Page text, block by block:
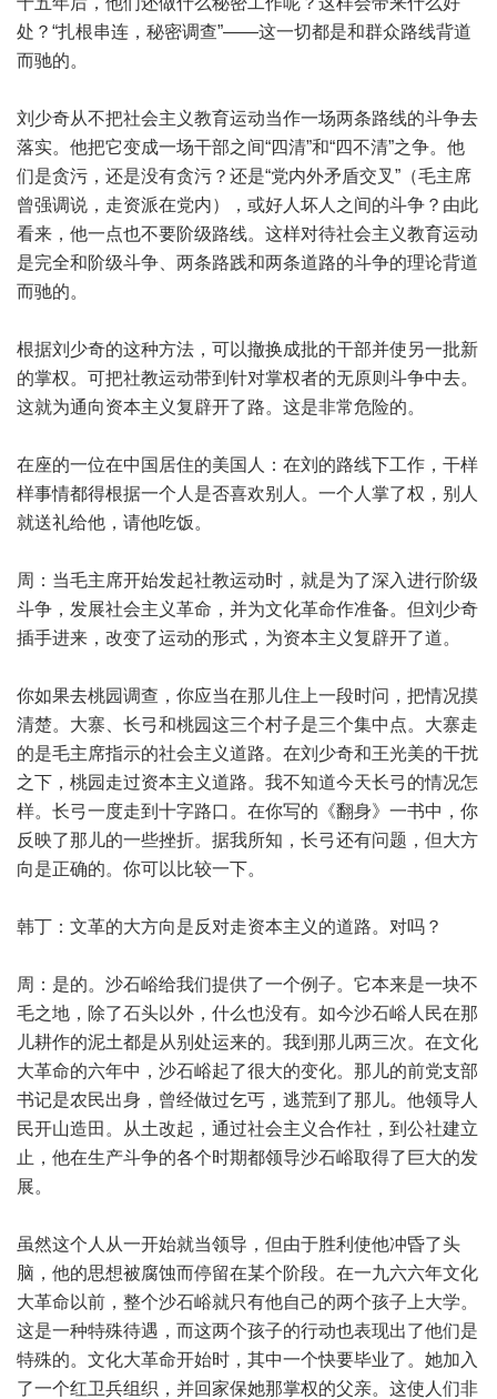
处？“扎根串连，秘密调查”——这一切都是和群众路线背道
而驰的。
刘少奇从不把社会主义教育运动当作一场两条路线的斗争去
落实。他把它变成一场干部之间“四清”和“四不清”之争。他
们是贪污，还是没有贪污？还是“党内外矛盾交叉”（毛主席
曾强调说，走资派在党内），或好人坏人之间的斗争？由此
看来，他一点也不要阶级路线。这样对待社会主义教育运动
是完全和阶级斗争、两条路践和两条道路的斗争的理论背道
而驰的。
根据刘少奇的这种方法，可以撤换成批的干部并使另一批新
的掌权。可把社教运动带到针对掌权者的无原则斗争中去。
这就为通向资本主义复辟开了路。这是非常危险的。
在座的一位在中国居住的美国人：在刘的路线下工作，干样
样事情都得根据一个人是否喜欢别人。一个人掌了权，别人
就送礼给他，请他吃饭。
周：当毛主席开始发起社教运动时，就是为了深入进行阶级
斗争，发展社会主义革命，并为文化革命作准备。但刘少奇
插手进来，改变了运动的形式，为资本主义复辟开了道。
你如果去桃园调查，你应当在那儿住上一段时问，把情况摸
清楚。大寨、长弓和桃园这三个村子是三个集中点。大寨走
的是毛主席指示的社会主义道路。在刘少奇和王光美的干扰
之下，桃园走过资本主义道路。我不知道今天长弓的情况怎
样。长弓一度走到十字路口。在你写的《翻身》一书中，你
反映了那儿的一些挫折。据我所知，长弓还有问题，但大方
向是正确的。你可以比较一下。
韩丁：文革的大方向是反对走资本主义的道路。对吗？
周：是的。沙石峪给我们提供了一个例子。它本来是一块不
毛之地，除了石头以外，什么也没有。如今沙石峪人民在那
儿耕作的泥土都是从别处运来的。我到那儿两三次。在文化
大革命的六年中，沙石峪起了很大的变化。那儿的前党支部
书记是农民出身，曾经做过乞丐，逃荒到了那儿。他领导人
民开山造田。从土改起，通过社会主义合作社，到公社建立
止，他在生产斗争的各个时期都领导沙石峪取得了巨大的发
展。
虽然这个人从一开始就当领导，但由于胜利使他冲昏了头
脑，他的思想被腐蚀而停留在某个阶段。在一九六六年文化
大革命以前，整个沙石峪就只有他自己的两个孩子上大学。
这是一种特殊待遇，而这两个孩子的行动也表现出了他们是
特殊的。文化大革命开始时，其中一个快要毕业了。她加入
了一个红卫兵组织，并回家保她那掌权的父亲。这使人们非